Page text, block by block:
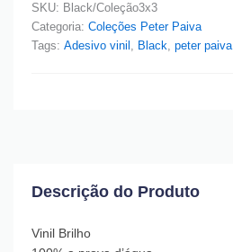
SKU: Black/Coleção3x3
Categoria: Coleções Peter Paiva
Tags: Adesivo vinil , Black, peter paiva
Descrição do Produto
Vinil Brilho